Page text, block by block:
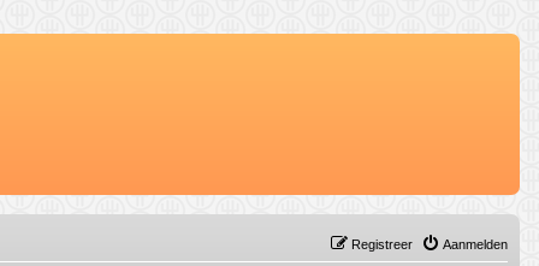
Aanmelden
Registreer